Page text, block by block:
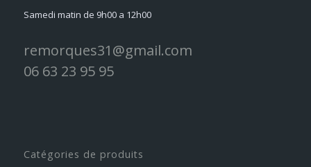
Samedi matin de 9h00 a 12h00
remorques31@gmail.com
06 63 23 95 95
Catégories de produits